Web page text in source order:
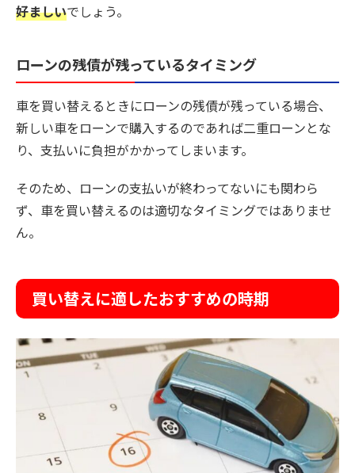
好ましいでしょう。
ローンの残債が残っているタイミング
車を買い替えるときにローンの残債が残っている場合、
新しい車をローンで購入するのであれば二重ローンとな
り、支払いに負担がかかってしまいます。
そのため、ローンの支払いが終わってないにも関わら
ず、車を買い替えるのは適切なタイミングではありませ
ん。
買い替えに適したおすすめの時期